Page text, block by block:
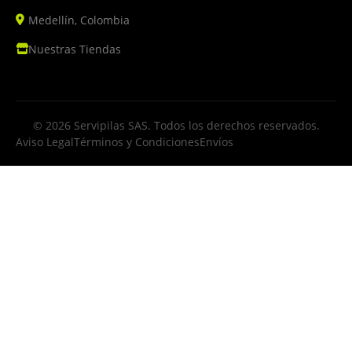
Medellín, Colombia
Nuestras Tiendas
© 2026 Servipilas SAS. Todos los derechos reservados.
Aviso LegalTérminos y CondicionesEnvíos